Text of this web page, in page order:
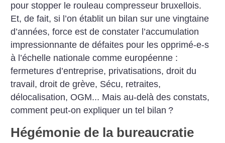
pour stopper le rouleau compresseur bruxellois.
Et, de fait, si l’on établit un bilan sur une vingtaine
d’années, force est de constater l’accumulation
impressionnante de défaites pour les opprimé-e-s
à l’échelle nationale comme européenne :
fermetures d’entreprise, privatisations, droit du
travail, droit de grève, Sécu, retraites,
délocalisation, OGM... Mais au-delà des constats,
comment peut-on expliquer un tel bilan ?
Hégémonie de la bureaucratie